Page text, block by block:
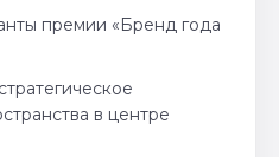
премии «Бренд года
в центре